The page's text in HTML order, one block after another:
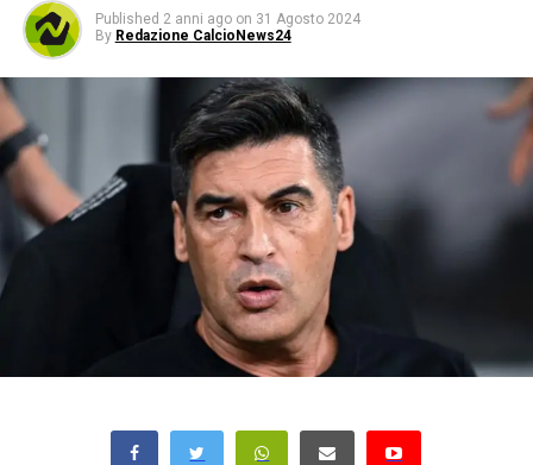
Published 2 anni ago on 31 Agosto 2024
By Redazione CalcioNews24